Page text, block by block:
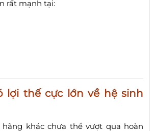
rất mạnh tại:
lợi thế cực lớn về hệ sinh
khác chưa thể vượt qua hoàn